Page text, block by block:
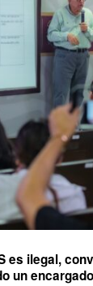
es ilegal,
un